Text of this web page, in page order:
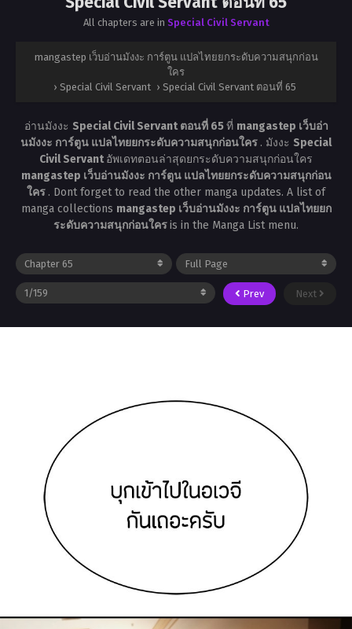
All chapters are in Special Civil Servant
mangastep เว็บอ่านมังงะ การ์ตูน แปลไทยยกระดับความสนุกก่อน
ใคร
› Special Civil Servant › Special Civil Servant ตอนที่ 65
อ่านมังงะ Special Civil Servant ตอนที่ 65ที่ mangastep เว็บอ่า
นมังงะ การ์ตูน แปลไทยยกระดับความสนุกก่อนใคร . มังงะ Special
Civil Servantอัพเดทตอนล่าสุดยกระดับความสนุกก่อนใคร
mangastep เว็บอ่านมังงะ การ์ตูน แปลไทยยกระดับความสนุกก่อน
ใคร . Dont forget to read the other manga updates. A list of
manga collections mangastep เว็บอ่านมังงะ การ์ตูน แปลไทยยก
ระดับความสนุกก่อนใครis in the Manga List menu.
Prev Next